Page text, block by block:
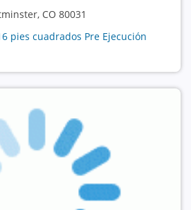
CO 80031
pies cuadrados Pre Ejecución